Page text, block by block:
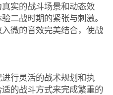
实的战斗场景和动态效
二战时期的紧张与刺激。
微的音效完美结合，使战
行灵活的战术规划和执
的战斗方式来完成繁重的